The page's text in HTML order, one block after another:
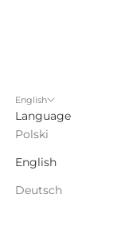
English
Language
Polski
English
Deutsch